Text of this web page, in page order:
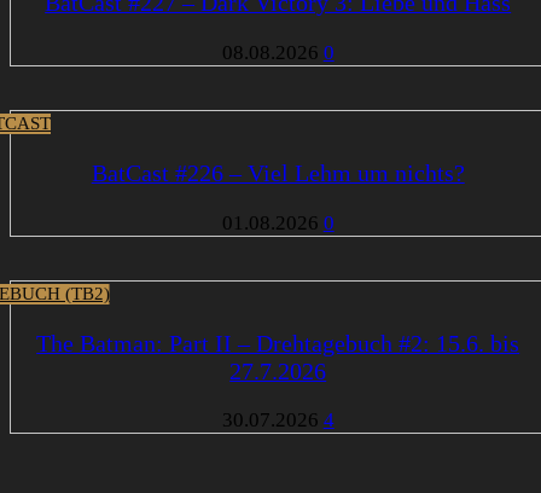
08.08.2026 0
BatCast #226 – Viel Lehm um nichts?
01.08.2026 0
(TB2)
The Batman: Part II – Drehtagebuch #2: 15.6. bis
27.7.2026
30.07.2026 4